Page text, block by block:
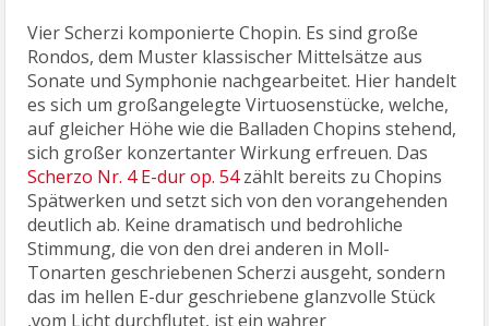
Vier Scherzi komponierte Chopin. Es sind große
Rondos, dem Muster klassischer Mittelsätze aus
Sonate und Symphonie nachgearbeitet. Hier handelt
es sich um großangelegte Virtuosenstücke, welche,
auf gleicher Höhe wie die Balladen Chopins stehend,
sich großer konzertanter Wirkung erfreuen. Das
Scherzo Nr. 4 E-dur op. 54zählt bereits zu Chopins
Spätwerken und setzt sich von den vorangehenden
deutlich ab. Keine dramatisch und bedrohliche
Stimmung, die von den drei anderen in Moll-
Tonarten geschriebenen Scherzi ausgeht, sondern
das im hellen E-dur geschriebene glanzvolle Stück
,vom Licht durchflutet, ist ein wahrer